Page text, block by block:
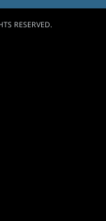
RESERVED.